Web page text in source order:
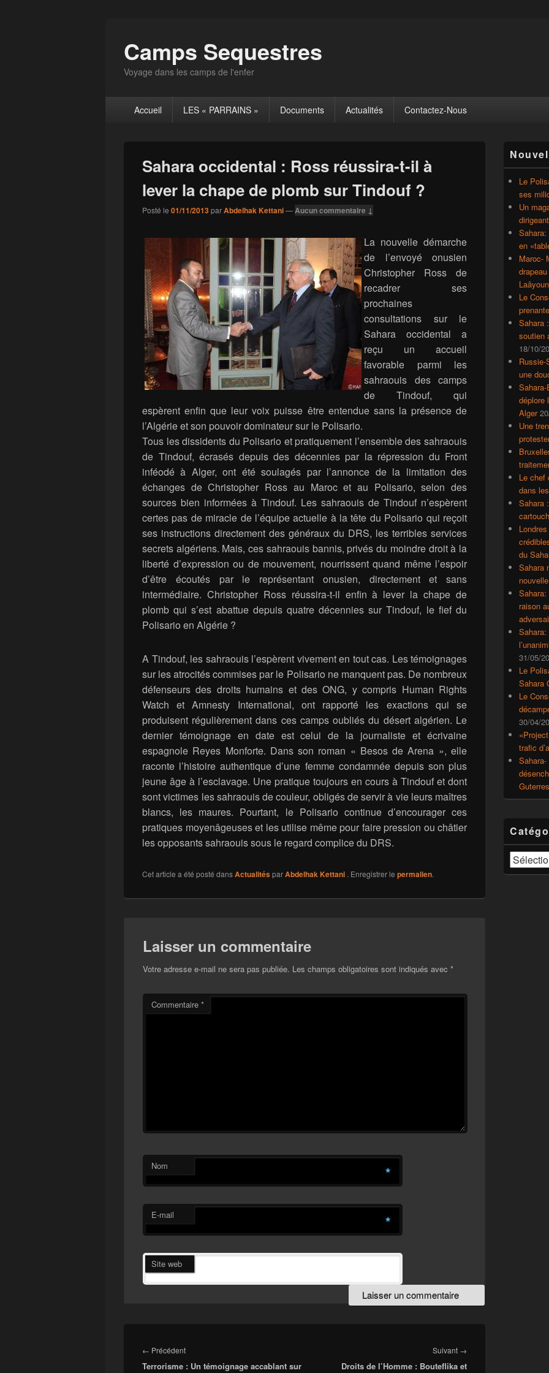
Camps Sequestres
Voyage dans les camps de l'enfer
principalAccueil LES « PARRAINS » Documents Actualités Contactez-Nous
Sahara occidental : Ross réussira-t-il à
lever la chape de plomb sur Tindouf ?
Posté le 01/11/2013parAbdelhak Kettani—Aucun commentaire ↓
La nouvelle démarche
de l’envoyé onusien
Christopher Ross de
recadrer ses
prochaines
consultations sur le
Sahara occidental a
reçu un accueil
favorable parmi les
sahraouis des camps
de Tindouf, qui
espèrent enfin que leur voix puisse être entendue sans la présence de
l’Algérie et son pouvoir dominateur sur le Polisario.
Tous les dissidents du Polisario et pratiquement l’ensemble des sahraouis
de Tindouf, écrasés depuis des décennies par la répression du Front
inféodé à Alger, ont été soulagés par l’annonce de la limitation des
échanges de Christopher Ross au Maroc et au Polisario, selon des
sources bien informées à Tindouf. Les sahraouis de Tindouf n’espèrent
certes pas de miracle de l’équipe actuelle à la tête du Polisario qui reçoit
ses instructions directement des généraux du DRS, les terribles services
secrets algériens. Mais, ces sahraouis bannis, privés du moindre droit à la
liberté d’expression ou de mouvement, nourrissent quand même l’espoir
d’être écoutés par le représentant onusien, directement et sans
intermédiaire. Christopher Ross réussira-t-il enfin à lever la chape de
plomb qui s’est abattue depuis quatre décennies sur Tindouf, le fief du
Polisario en Algérie ?
A Tindouf, les sahraouis l’espèrent vivement en tout cas. Les témoignages
sur les atrocités commises par le Polisario ne manquent pas. De nombreux
défenseurs des droits humains et des ONG, y compris Human Rights
Watch et Amnesty International, ont rapporté les exactions qui se
produisent régulièrement dans ces camps oubliés du désert algérien. Le
dernier témoignage en date est celui de la journaliste et écrivaine
espagnole Reyes Monforte. Dans son roman « Besos de Arena », elle
raconte l’histoire authentique d’une femme condamnée depuis son plus
jeune âge à l’esclavage. Une pratique toujours en cours à Tindouf et dont
sont victimes les sahraouis de couleur, obligés de servir à vie leurs maîtres
blancs, les maures. Pourtant, le Polisario continue d’encourager ces
pratiques moyenâgeuses et les utilise même pour faire pression ou châtier
les opposants sahraouis sous le regard complice du DRS.
Cet article a été posté dansActualitésparAbdelhak Kettani . Enregistrer le permalien.
Laisser un commentaire
Votre adresse e-mail ne sera pas publiée. Les champs obligatoires sont indiqués avec *
Commentaire *
Nom *
E-mail *
Site web
de
l’article
← PrécédentArticle
précédent :
Terrorisme : Un témoignage accablant sur
Suivant →
suivant :
Droits de l’Homme : Bouteflika et
principale
de
widget
barre
latérale
Le
ses
Un
en
Maroc-
Le
Sahara
soutien
18/10/
Russie-
une
déplore
Alger
Une
Le chef
dans
Sahara
du
Sahara
raison
31/05/
Le
Sahara
Le
30/04/
trafic
Guterres
Catégories